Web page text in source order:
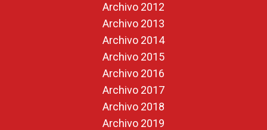
Archivo 2012
Archivo 2013
Archivo 2014
Archivo 2015
Archivo 2016
Archivo 2017
Archivo 2018
Archivo 2019